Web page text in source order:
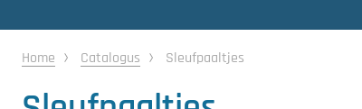
Gewasbescherming
Home Catalogus Sleufpaaltjes